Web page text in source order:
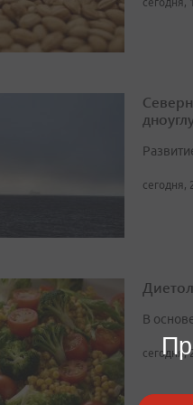
сегодня,
сегодня,
В
сегодня,